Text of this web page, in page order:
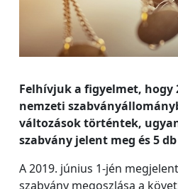
Felhívjuk a figyelmet, hogy
nemzeti
változások történtek,
szabvány jelent meg és 5
A 2019. június 1-jén
szabvány megoszlása a